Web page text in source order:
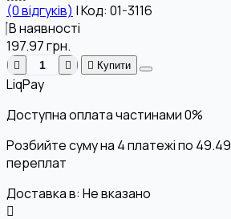
(0 відгуків) |Код: 01-3116
В наявності
197.97грн.
Купити
LiqPay
Доступна оплата частинами0%
Розбийте суму на 4 платежі по 49.49
переплат
Доставка в: Не вказано